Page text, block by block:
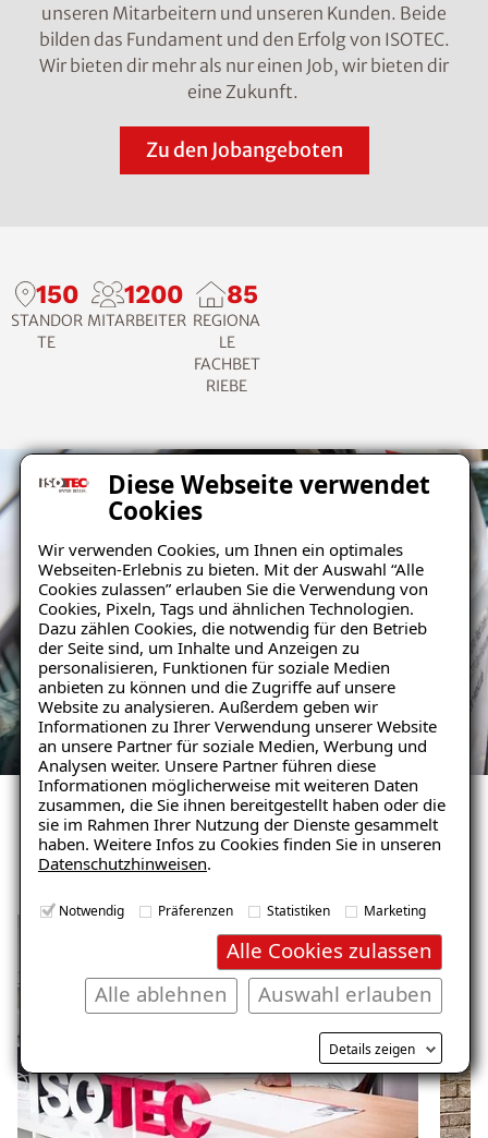
Diese Webseite verwendet
Cookies
Wir verwenden Cookies, um Ihnen ein optimales
Webseiten-Erlebnis zu bieten. Mit der Auswahl “Alle
Cookies zulassen” erlauben Sie die Verwendung von
Cookies, Pixeln, Tags und ähnlichen Technologien.
Dazu zählen Cookies, die notwendig für den Betrieb
der Seite sind, um Inhalte und Anzeigen zu
personalisieren, Funktionen für soziale Medien
anbieten zu können und die Zugriffe auf unsere
Website zu analysieren. Außerdem geben wir
Informationen zu Ihrer Verwendung unserer Website
an unsere Partner für soziale Medien, Werbung und
Analysen weiter. Unsere Partner führen diese
Informationen möglicherweise mit weiteren Daten
zusammen, die Sie ihnen bereitgestellt haben oder die
sie im Rahmen Ihrer Nutzung der Dienste gesammelt
haben. Weitere Infos zu Cookies finden Sie in unseren
Datenschutzhinweisen.
Notwendig Präferenzen Statistiken Marketing
Alle Cookies zulassen
Auswahl erlauben
Alle ablehnen
Details zeigen
unseren Mitarbeitern und unseren Kunden. Beide
bilden das Fundament und den Erfolg von ISOTEC.
Wir bieten dir mehr als nur einen Job, wir bieten dir
eine Zukunft.
Zu den Jobangeboten
150
STANDOR
TE
1200
MITARBEITER
85
REGIONA
LE
FACHBET
RIEBE
Ihr Weg mit uns